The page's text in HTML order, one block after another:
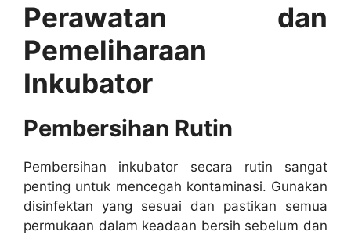
Perawatan dan
Pemeliharaan
Inkubator
Pembersihan Rutin
Pembersihan inkubator secara rutin sangat
penting untuk mencegah kontaminasi. Gunakan
disinfektan yang sesuai dan pastikan semua
permukaan dalam keadaan bersih sebelum dan